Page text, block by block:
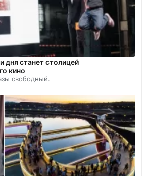
дня станет столицей
кино
свободный.